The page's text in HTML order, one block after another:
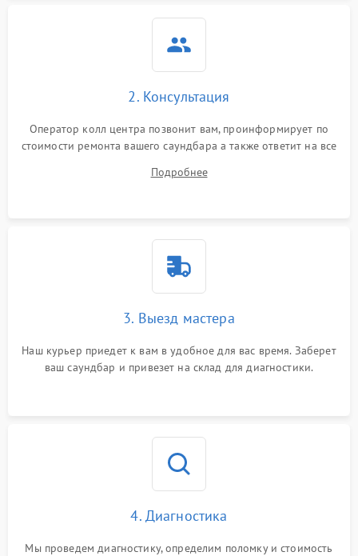
500 ₽
1000 ₽
индикаторов
500 ₽ Подробнее →
2000 ₽
2. Консультация
Оператор колл центра позвонит вам, проинформирует по
стоимости ремонта вашего саундбара а также ответит на все
Подробнее
3. Выезд мастера
Наш курьер приедет к вам в удобное для вас время. Заберет
ваш саундбар и привезет на склад для диагностики.
4. Диагностика
Мы проведем диагностику, определим поломку и стоимость